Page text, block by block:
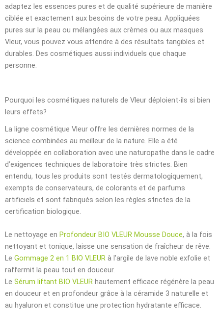
adaptez les essences pures et de qualité supérieure de manière
ciblée et exactement aux besoins de votre peau. Appliquées
pures sur la peau ou mélangées aux crèmes ou aux masques
Vleur, vous pouvez vous attendre à des résultats tangibles et
durables. Des cosmétiques aussi individuels que chaque
personne.
Pourquoi les cosmétiques naturels de Vleur déploient-ils si bien
leurs effets?
La ligne cosmétique Vleur offre les dernières normes de la
science combinées au meilleur de la nature. Elle a été
développée en collaboration avec une naturopathe dans le cadre
d’exigences techniques de laboratoire très strictes. Bien
entendu, tous les produits sont testés dermatologiquement,
exempts de conservateurs, de colorants et de parfums
artificiels et sont fabriqués selon les règles strictes de la
certification biologique.
Le nettoyage en Profondeur BIO VLEUR Mousse Douce, à la fois
nettoyant et tonique, laisse une sensation de fraîcheur de rêve.
Le Gommage 2 en 1 BIO VLEUR à l’argile de lave noble exfolie et
raffermit la peau tout en douceur.
Le Sérum liftant BIO VLEUR hautement efficace régénère la peau
en douceur et en profondeur grâce à la céramide 3 naturelle et
au hyaluron et constitue une protection hydratante efficace.